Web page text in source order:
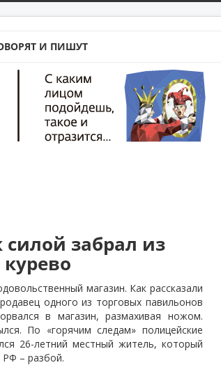
И ПИШУТ
забрал из
магазин. Как рассказали
одного из торговых павильонов
в магазин, размахивая ножом.
По «горячим следам» полицейские
26-летний местный житель, который
РФ – разбой.